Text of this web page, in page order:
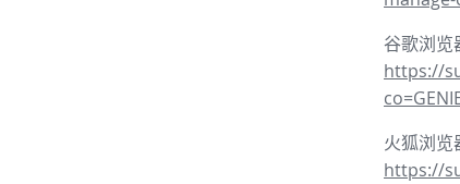
谷歌浏览
https://
火狐浏览
https://